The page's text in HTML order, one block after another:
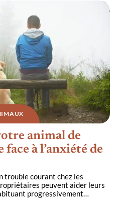
animal de
à l’anxiété de
trouble courant chez les
peuvent aider leurs
progressivement…